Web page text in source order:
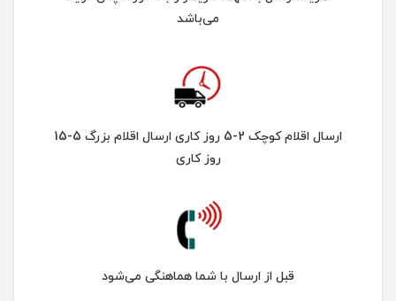
می‌باشد
ارسال اقلام کوچک 2-5 روز کاری ارسال اقلام بزرگ 5-15
روز کاری
قبل از ارسال با شما هماهنگی می‌شود